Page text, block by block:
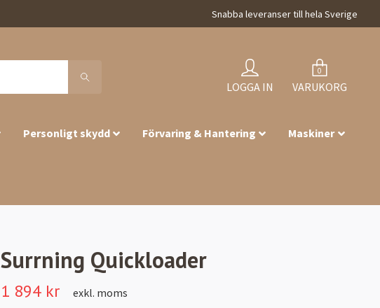
Snabba leveranser till hela Sverige
LOGGA IN
0
VARUKORG
Personligt skydd Förvaring & Hantering Maskiner
Surrning Quickloader
1 894 kr
exkl. moms